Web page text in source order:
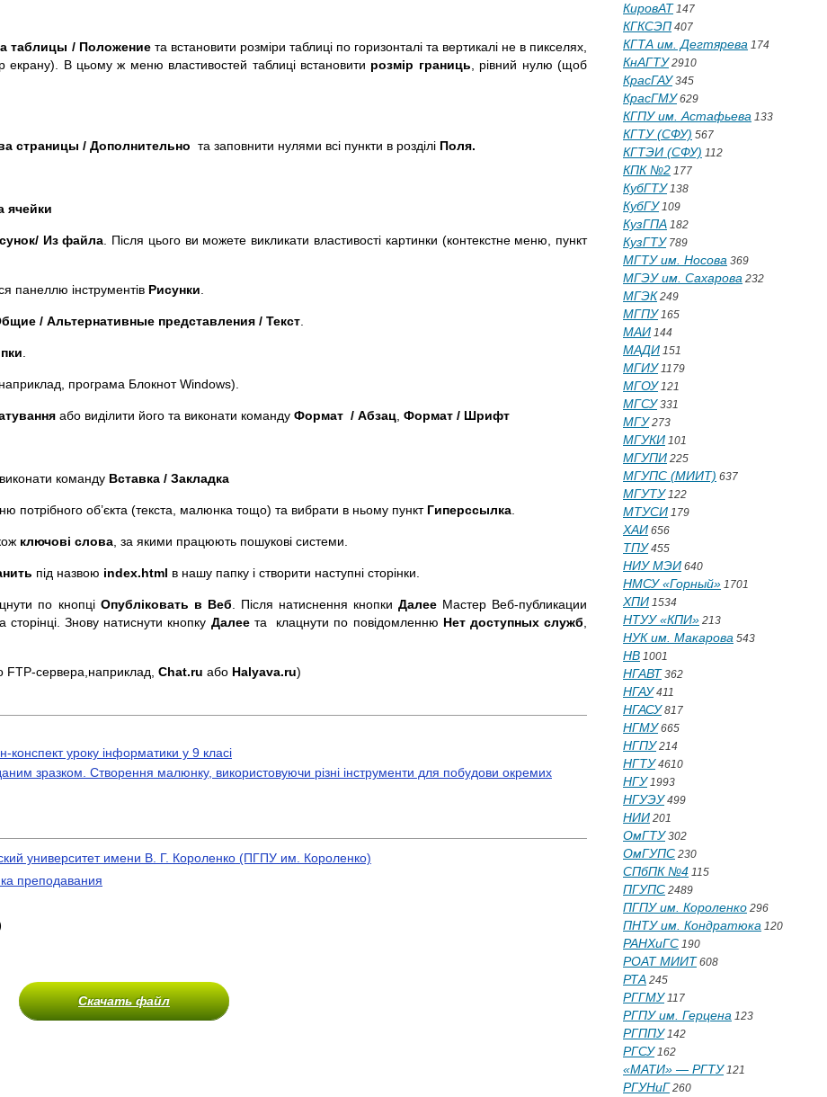
таблицы / Положениета встановити розміри таблиці по горизонталі та вертикалі не в пикселях,
В цьому ж меню властивостей таблиці встановити розмір границь , рівний нулю (щоб
страницы / Дополнительнота заповнити нулями всі пункти в розділі Поля.
ячейки
Из файла . Після цього ви можете викликати властивості картинки (контекстне меню, пункт
панеллю інструментів Рисунки
/ Альтернативные представления / Текст
програма Блокнот Windows).
або виділити його та виконати командуФормат / Абзац ,Формат / Шрифт
команду Вставка / Закладка
потрібного об’єкта (текста, малюнка тощо) та вибрати в ньому пункт Гиперссылка
ключові слова , за якими працюють пошукові системи.
під назвою index.html в нашу папку і створити наступні сторінки.
по кнопці Опубліковать в Веб . Після натиснення кнопки ДалееМастер Веб-публикации
Знову натиснути кнопку Далеета клацнути по повідомленню Нет доступных служб
FTP-сервера,наприклад, Chat.ru або Halyava.ru)
уроку інформатики у 9 класі
зразком. Створення малюнку, використовуючи різні інструменти для побудови окремих
университет имени В. Г. Короленко (ПГПУ им. Короленко)
преподавания
Скачать файл
КировАТ 147
КГКСЭП 407
КГТА им. Дегтярева 174
КнАГТУ2910
КрасГАУ345
КрасГМУ629
КГПУ им. Астафьева 133
КГТУ (СФУ) 567
КГТЭИ (СФУ) 112
КПК №2 177
КубГТУ138
КубГУ109
КузГПА 182
КузГТУ789
МГТУ им. Носова 369
МГЭУ им. Сахарова 232
МГЭК 249
МГПУ165
МАИ 144
МАДИ 151
МГИУ1179
МГОУ121
МГСУ331
МГУ273
МГУКИ 101
МГУПИ 225
МГУПС (МИИТ) 637
МГУТУ122
МТУСИ 179
ХАИ 656
ТПУ455
НИУ МЭИ 640
НМСУ «Горный» 1701
ХПИ 1534
НТУУ «КПИ» 213
НУК им. Макарова 543
НВ 1001
НГАВТ 362
НГАУ411
НГАСУ817
НГМУ665
НГПУ214
НГТУ4610
НГУ1993
НГУЭУ499
НИИ 201
ОмГТУ302
ОмГУПС 230
СПбПК №4 115
ПГУПС 2489
ПГПУ им. Короленко 296
ПНТУ им. Кондратюка 120
РАНХиГС 190
РОАТ МИИТ 608
РТА 245
РГГМУ117
РГПУ им. Герцена 123
РГППУ142
РГСУ162
«МАТИ» — РГТУ121
РГУНиГ 260